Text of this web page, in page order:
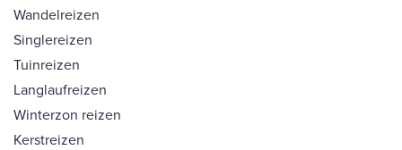
Wandelreizen
Singlereizen
Tuinreizen
Langlaufreizen
Winterzon reizen
Kerstreizen